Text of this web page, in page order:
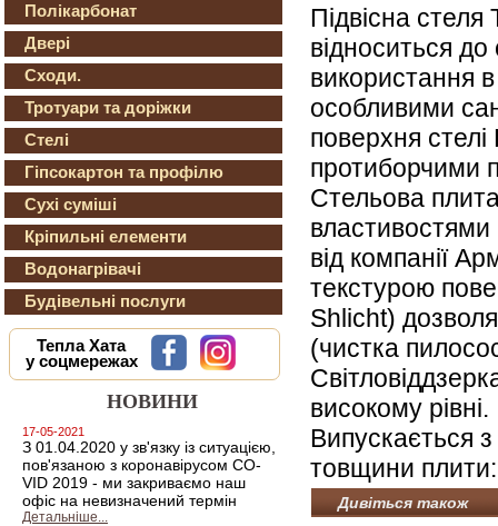
Полікарбонат
Двері
Сходи.
Тротуари та доріжки
Стелі
Гіпсокартон та профілю
Сухі суміші
Кріпильні елементи
Водонагрівачі
Будівельні послуги
Тепла Хата
у соцмережах
НОВИНИ
17-05-2021
З 01.04.2020 у зв'язку із ситуацією,
пов'язаною з коронавірусом CO-
VID 2019 - ми закриваємо наш
офіс на невизначений термін
Детальніше...
Підвісна
відноситься
використання
особливими
поверхня стелі
протиборчими
Стельова
властивостями
від компанії
текстурою
Shlicht)
(чистка
високому рівні.
Випускається
товщини
Дивіться також